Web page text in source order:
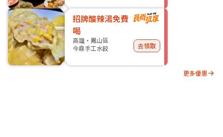
招牌酸辣湯免費
喝
高雄・鳳山區
今鼎手工水餃
去領取
更多優惠